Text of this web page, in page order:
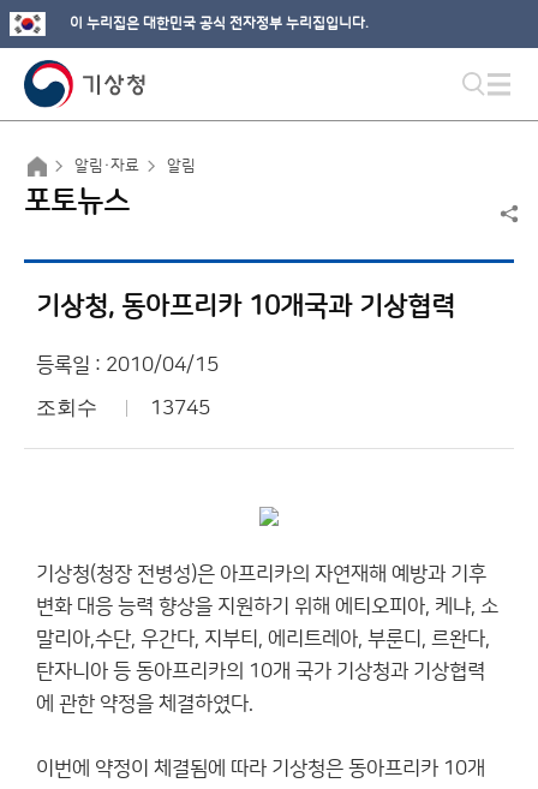
이 누리집은 대한민국 공식 전자정부 누리집입니다.
알림·자료 알림
포토뉴스
기상청, 동아프리카 10개국과 기상협력
등록일 : 2010/04/15
조회수 13745
기상청(청장 전병성)은 아프리카의 자연재해 예방과 기후
변화 대응 능력 향상을 지원하기 위해 에티오피아, 케냐, 소
말리아,수단, 우간다, 지부티, 에리트레아, 부룬디, 르완다,
탄자니아 등 동아프리카의 10개 국가 기상청과 기상협력
에 관한 약정을 체결하였다.
이번에 약정이 체결됨에 따라 기상청은 동아프리카 10개